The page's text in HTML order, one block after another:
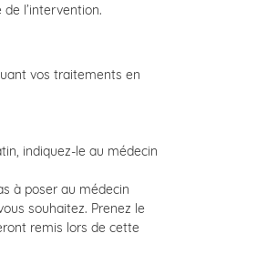
l’intervention.
vos traitements en
indiquez-le au médecin
à poser au médecin
souhaitez. Prenez le
remis lors de cette